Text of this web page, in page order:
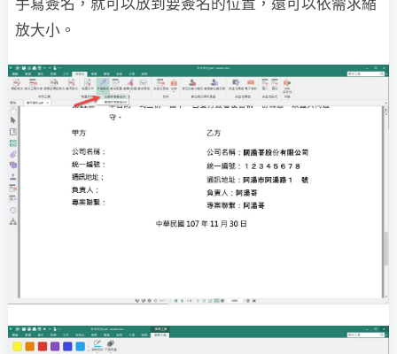
手寫簽名，就可以放到要簽名的位置，還可以依需求縮
放大小。